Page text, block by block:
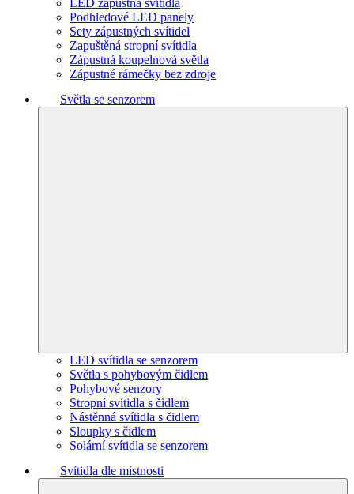
LED zápustná svítidla
Podhledové LED panely
Sety zápustných svítidel
Zapuštěná stropní svítidla
Zápustná koupelnová světla
Zápustné rámečky bez zdroje
Světla se senzorem
LED svítidla se senzorem
Světla s pohybovým čidlem
Pohybové senzory
Stropní svítidla s čidlem
Nástěnná svítidla s čidlem
Sloupky s čidlem
Solární svítidla se senzorem
Svítidla dle místnosti